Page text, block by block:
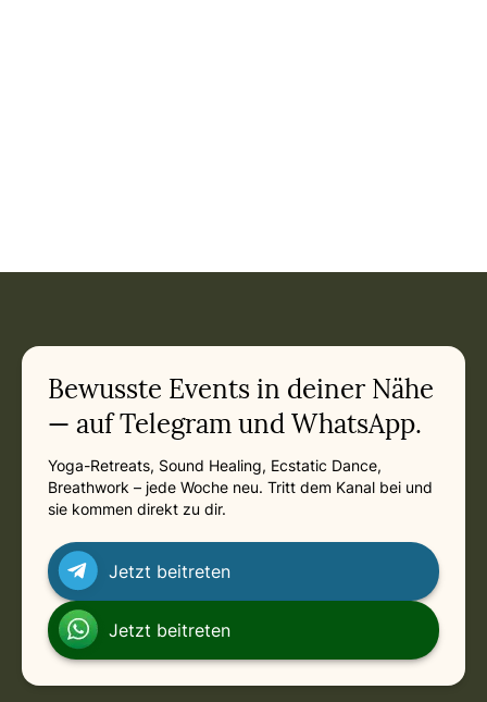
Related appointments
Bewusste Events in deiner Nähe
— auf Telegram und WhatsApp.
Yoga-Retreats, Sound Healing, Ecstatic Dance,
Breathwork – jede Woche neu. Tritt dem Kanal bei und
sie kommen direkt zu dir.
Jetzt beitreten
Jetzt beitreten